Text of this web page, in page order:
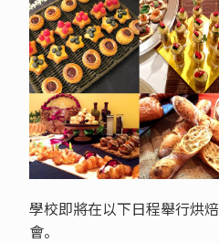
學校即將在以下日程舉行烘
會。